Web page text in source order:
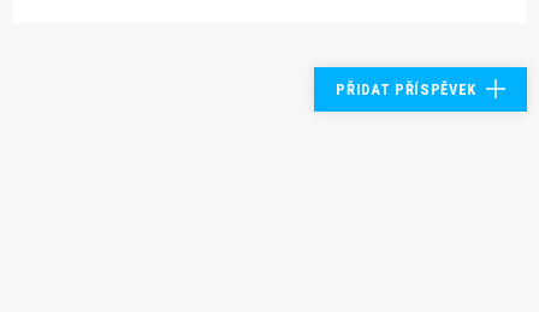
PŘIDAT PŘÍSPĚVEK